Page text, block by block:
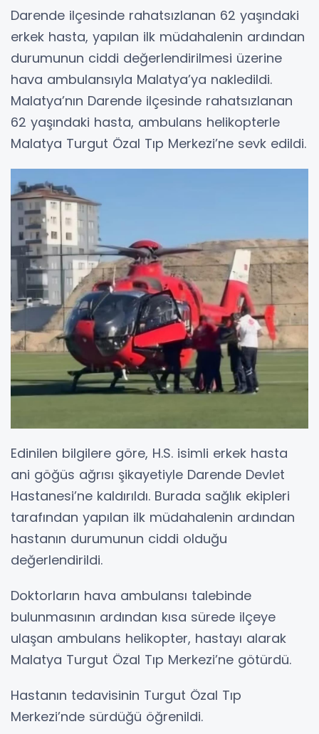
Darende ilçesinde rahatsızlanan 62 yaşındaki
erkek hasta, yapılan ilk müdahalenin ardından
durumunun ciddi değerlendirilmesi üzerine
hava ambulansıyla Malatya’ya nakledildi.
Malatya’nın Darende ilçesinde rahatsızlanan
62 yaşındaki hasta, ambulans helikopterle
Malatya Turgut Özal Tıp Merkezi’ne sevk edildi.
Edinilen bilgilere göre, H.S. isimli erkek hasta
ani göğüs ağrısı şikayetiyle Darende Devlet
Hastanesi’ne kaldırıldı. Burada sağlık ekipleri
tarafından yapılan ilk müdahalenin ardından
hastanın durumunun ciddi olduğu
değerlendirildi.
Doktorların hava ambulansı talebinde
bulunmasının ardından kısa sürede ilçeye
ulaşan ambulans helikopter, hastayı alarak
Malatya Turgut Özal Tıp Merkezi’ne götürdü.
Hastanın tedavisinin Turgut Özal Tıp
Merkezi’nde sürdüğü öğrenildi.